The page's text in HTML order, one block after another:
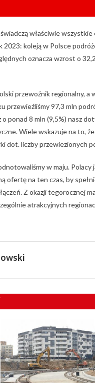
właściwie
koleją w Polsce
oznacza wzrost o
przewoźnik regionalny, a
przewieźliśmy 97,3 mln
ponad 8 mln (9,5%) nasz
Wiele wskazuje na to,
dot. liczby przewiezionych
w maju.
ofertę na ten czas, by
Z okazji tegorocznej
atrakcyjnych